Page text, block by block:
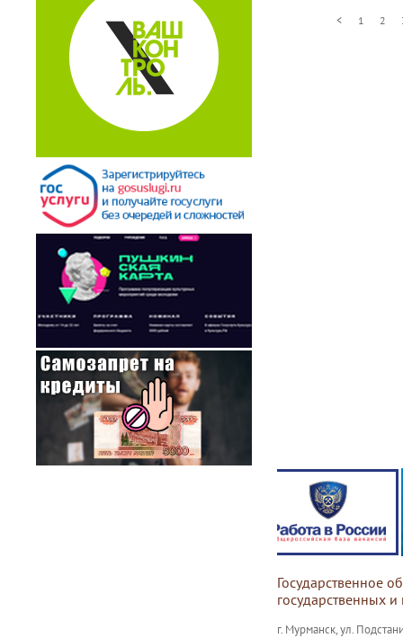
< 1 2
Государственное
государственных
г. Мурманск, ул.